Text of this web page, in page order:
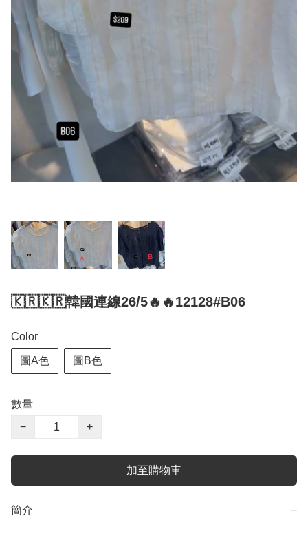
🇰🇷🇰🇷韓國連線26/5🔥🔥12128#B06
Color
圖A色 圖B色
數量
−
+
加至購物車
簡介 −